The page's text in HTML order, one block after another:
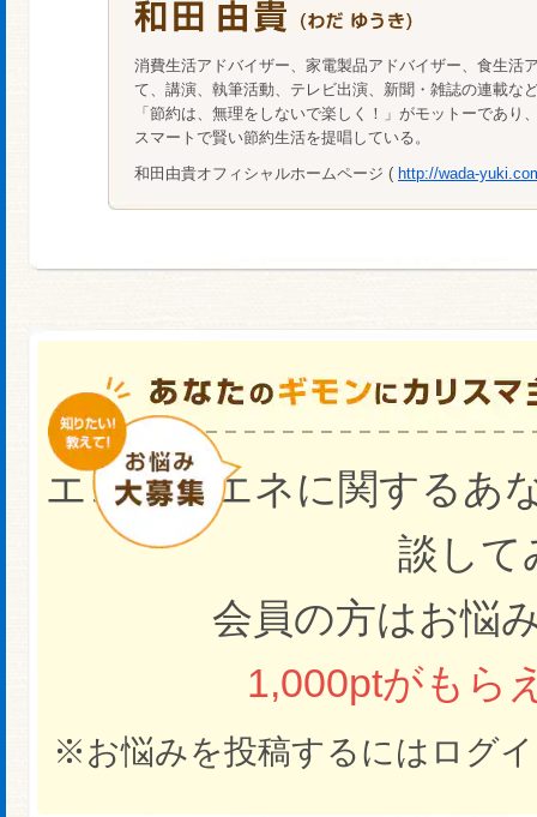
消費生活アドバイザー、家電製品アドバイザー、食生活
て、講演、執筆活動、テレビ出演、新聞・雑誌の連載な
「節約は、無理をしないで楽しく！」がモットーであ
スマートで賢い節約生活を提唱している。
和田由貴オフィシャルホームページ ( http://wada-
エコや省エネに関するあ
談して
会員の方はお悩
1,000ptがもら
※お悩みを投稿するにはログ